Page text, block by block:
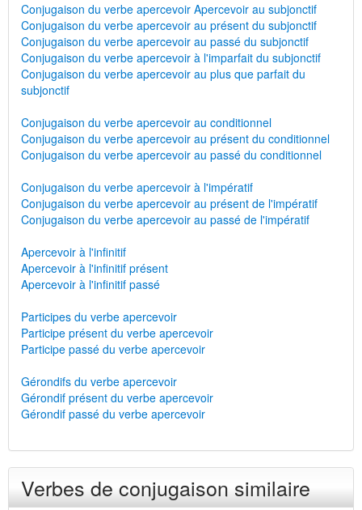
Conjugaison du verbe apercevoir Apercevoir au subjonctif
Conjugaison du verbe apercevoir au présent du subjonctif
Conjugaison du verbe apercevoir au passé du subjonctif
Conjugaison du verbe apercevoir à l'imparfait du subjonctif
Conjugaison du verbe apercevoir au plus que parfait du
subjonctif
Conjugaison du verbe apercevoir au conditionnel
Conjugaison du verbe apercevoir au présent du conditionnel
Conjugaison du verbe apercevoir au passé du conditionnel
Conjugaison du verbe apercevoir à l'impératif
Conjugaison du verbe apercevoir au présent de l'impératif
Conjugaison du verbe apercevoir au passé de l'impératif
Apercevoir à l'infinitif
Apercevoir à l'infinitif présent
Apercevoir à l'infinitif passé
Participes du verbe apercevoir
Participe présent du verbe apercevoir
Participe passé du verbe apercevoir
Gérondifs du verbe apercevoir
Gérondif présent du verbe apercevoir
Gérondif passé du verbe apercevoir
Verbes de conjugaison similaire